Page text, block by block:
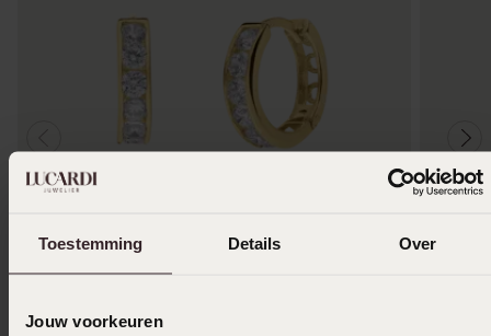
Toestemming Details Over
Jouw voorkeuren